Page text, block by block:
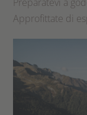
Approfittate di